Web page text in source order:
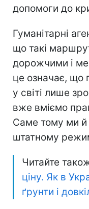
допомоги до
Гуманітарні
що такі
дорожчими і
це означає, що
у світі лише
вже вміємо
Саме тому ми й
штатному
Читайте
ціну. Як в
ґрунти і